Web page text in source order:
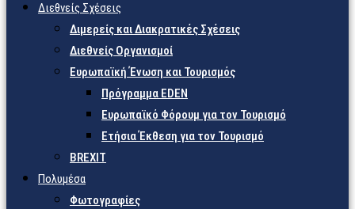
Διεθνείς Σχέσεις
Διμερείς και Διακρατικές Σχέσεις
Διεθνείς Οργανισμοί
Ευρωπαϊκή Ένωση και Τουρισμός
Πρόγραμμα EDEN
Ευρωπαϊκό Φόρουμ για τον Τουρισμό
Ετήσια Έκθεση για τον Τουρισμό
BREXIT
Πολυμέσα
Φωτογραφίες